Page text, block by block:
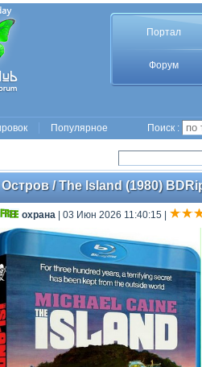
Портал
Форум
Популярное Поиск :
Остров / The Island (1980)
охрана| 03 Июн 2026 11:40:15